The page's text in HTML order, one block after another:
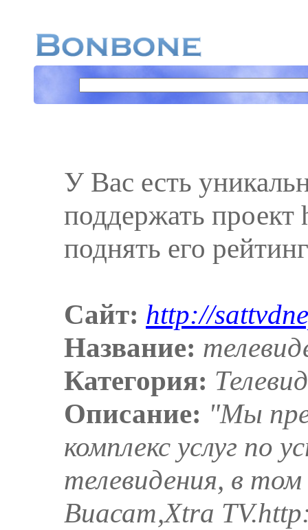
У Вас есть
поддержать проект
поднять его
Сайт: http://
Название:
Категория:
Описание: "Мы
комплекс услуг по
телевидения, в том
Виасат,Xtra